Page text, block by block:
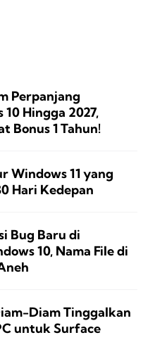
Perpanjang
Hingga 2027,
Bonus 1 Tahun!
Windows 11 yang
Hari Kedepan
Bug Baru di
10, Nama File di
Diam Tinggalkan
untuk Surface